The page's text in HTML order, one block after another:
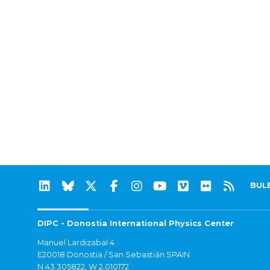
DIPC - Donostia International Physics Center
Manuel Lardizabal 4
E20018 Donostia / San Sebastián SPAIN
N 43.305822, W 2.010172